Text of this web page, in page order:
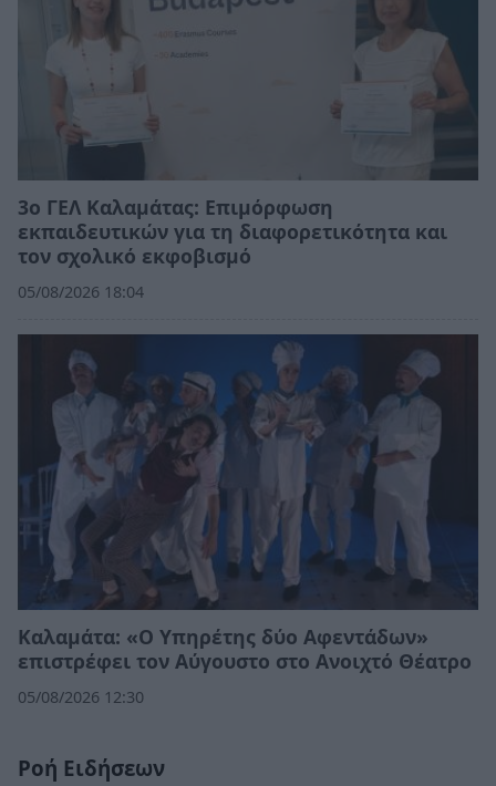
3ο ΓΕΛ Καλαμάτας: Επιμόρφωση
εκπαιδευτικών για τη διαφορετικότητα και
τον σχολικό εκφοβισμό
05/08/2026 18:04
Καλαμάτα: «Ο Υπηρέτης δύο Αφεντάδων»
επιστρέφει τον Αύγουστο στο Ανοιχτό Θέατρο
05/08/2026 12:30
Ροή Ειδήσεων